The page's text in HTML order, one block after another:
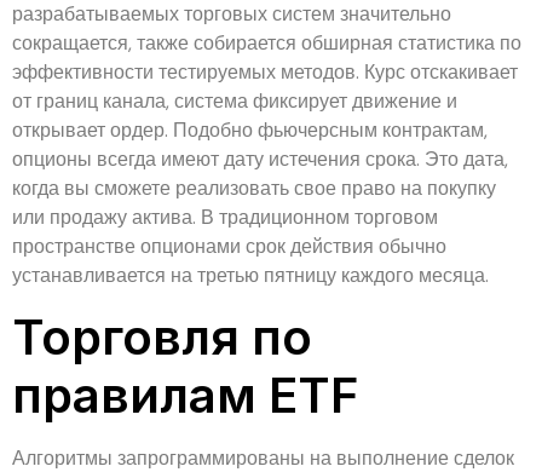
разрабатываемых торговых систем значительно
сокращается, также собирается обширная статистика по
эффективности тестируемых методов. Курс отскакивает
от границ канала, система фиксирует движение и
открывает ордер. Подобно фьючерсным контрактам,
опционы всегда имеют дату истечения срока. Это дата,
когда вы сможете реализовать свое право на покупку
или продажу актива. В традиционном торговом
пространстве опционами срок действия обычно
устанавливается на третью пятницу каждого месяца.
Торговля по
правилам ETF
Алгоритмы запрограммированы на выполнение сделок